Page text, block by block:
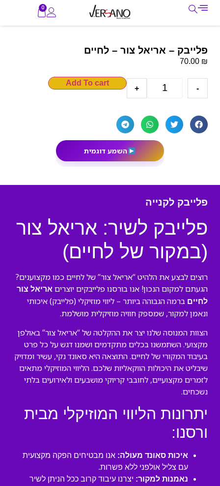
0
פלייבק – אריאל צור – לחיים
70.00 ₪
-
+
Add To cart
השמע דוגמית
פלייבק לקנייה
פלייבק לשיר: אריאל צור
(במקור של לחיים)
רוצים לבצע את הלהיט “אריאל צור” של לחיים כמו מקצוענים?
הגעתם למקום הנכון! אנו בורסנו פלייבקים יוצרים אריאל צור
לחיים ברמה הגבוהה ביותר – ליווי מוזיקלי (פלייבק) איכותי
ונאמן למקור, שמספק חוויה מוזיקלית מושלמת.
הצוות המנוסה שלנו יצר את ההקלטה של “אריאל צור” באולפן
מקצועי. השתמשנו בכלים מתקדמים ושמנו דגש על כל פרט
בעיבוד המקורי של לחיים. התוצאה היא סאונד נקי, עשיר ומדויק
שיבליט את היכולות הווקאליות שלכם. הליווי המוזיקלי מתאים
לזמרים מקצועיים, לחובבי קריוקי מושבעים ולאירועים בלתי
נשכחים.
יתרונות הליווי המוזיקלי מבית
ורסנו:
איכות סאונד מעולה: אנו מבטיחים הפקה מקצועית
עם צליל אולפני ללא פשרות.
נאמנות למקור: יצרנו עיבוד קרוב ככל הניתן לשיר